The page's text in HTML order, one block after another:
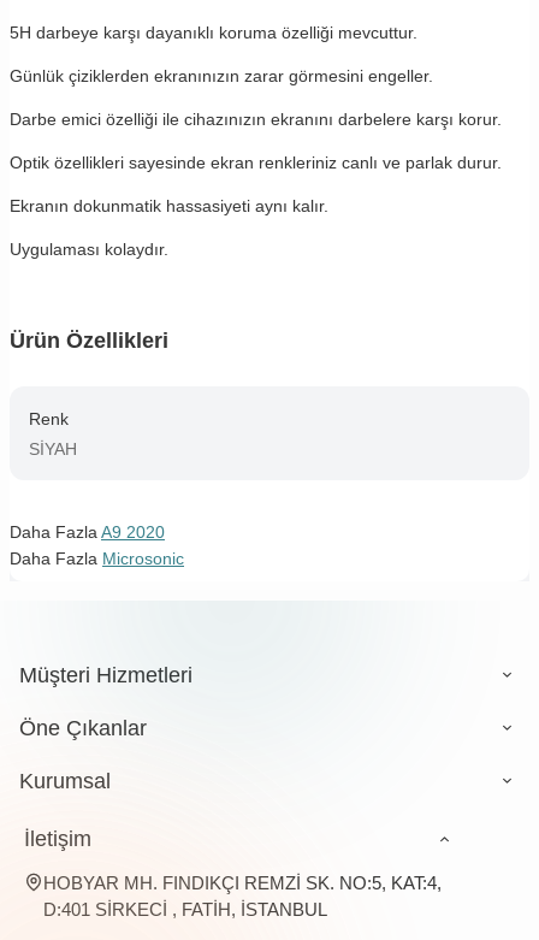
5H darbeye karşı dayanıklı koruma özelliği mevcuttur.
Günlük çiziklerden ekranınızın zarar görmesini engeller.
Darbe emici özelliği ile cihazınızın ekranını darbelere karşı korur.
Optik özellikleri sayesinde ekran renkleriniz canlı ve parlak durur.
Ekranın dokunmatik hassasiyeti aynı kalır.
Uygulaması kolaydır.
Ürün Özellikleri
Renk
SİYAH
Daha Fazla A9 2020
Daha Fazla Microsonic
Müşteri Hizmetleri
Öne Çıkanlar
Kurumsal
İletişim
HOBYAR MH. FINDIKÇI REMZİ SK. NO:5, KAT:4,
D:401 SİRKECİ , FATİH, İSTANBUL